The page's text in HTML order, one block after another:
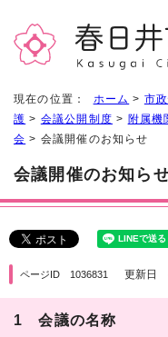
現在の位置： ホーム > 市
護 > 会議公開制度 > 附属機
会 > 会議開催のお知らせ
会議開催のお知ら
ページID 1036831 更新日
1 会議の名称